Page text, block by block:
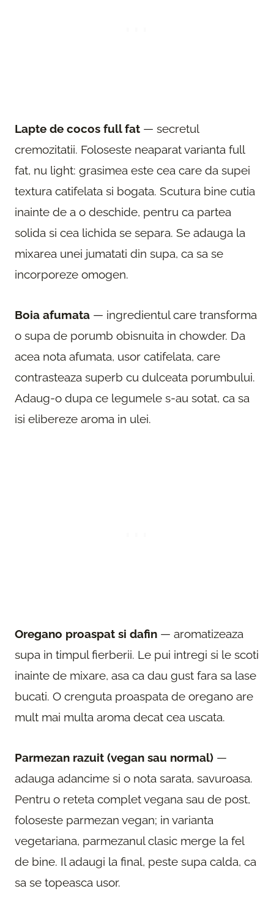
Lapte de cocos full fat — secretul
cremozitatii. Foloseste neaparat varianta full
fat, nu light: grasimea este cea care da supei
textura catifelata si bogata. Scutura bine cutia
inainte de a o deschide, pentru ca partea
solida si cea lichida se separa. Se adauga la
mixarea unei jumatati din supa, ca sa se
incorporeze omogen.
Boia afumata — ingredientul care transforma
o supa de porumb obisnuita in chowder. Da
acea nota afumata, usor catifelata, care
contrasteaza superb cu dulceata porumbului.
Adaug-o dupa ce legumele s-au sotat, ca sa
isi elibereze aroma in ulei.
Oregano proaspat si dafin — aromatizeaza
supa in timpul fierberii. Le pui intregi si le scoti
inainte de mixare, asa ca dau gust fara sa lase
bucati. O crenguta proaspata de oregano are
mult mai multa aroma decat cea uscata.
Parmezan razuit (vegan sau normal) —
adauga adancime si o nota sarata, savuroasa.
Pentru o reteta complet vegana sau de post,
foloseste parmezan vegan; in varianta
vegetariana, parmezanul clasic merge la fel
de bine. Il adaugi la final, peste supa calda, ca
sa se topeasca usor.